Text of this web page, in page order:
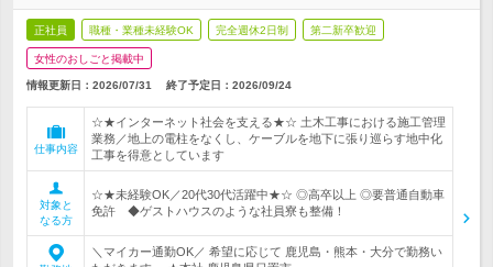
正社員 職種・業種未経験OK 完全週休2日制 第二新卒歓迎
女性のおしごと掲載中
情報更新日：2026/07/31 終了予定日： 2026/09/24
仕事内容
☆★インターネット社会を支える★☆ 土木工事における施工管理
業務／地上の電柱をなくし、ケーブルを地下に張り巡らす地中化
工事を得意としています
対象と
なる方
☆★未経験OK／20代30代活躍中★☆ ◎高卒以上 ◎要普通自動車
免許 ◆ゲストハウスのような社員寮も整備！
＼マイカー通勤OK／ 希望に応じて 鹿児島・熊本・大分で勤務い